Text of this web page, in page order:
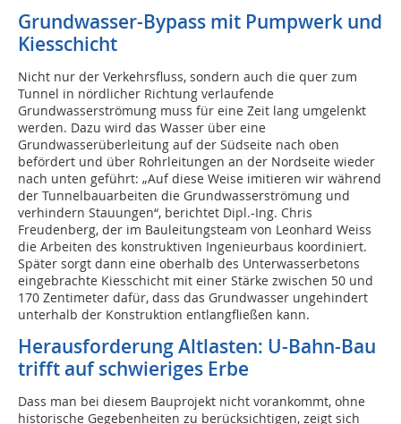
Grundwasser-Bypass mit Pumpwerk und
Kiesschicht
Nicht nur der Verkehrsfluss, sondern auch die quer zum
Tunnel in nördlicher Richtung verlaufende
Grundwasserströmung muss für eine Zeit lang umgelenkt
werden. Dazu wird das Wasser über eine
Grundwasserüberleitung auf der Südseite nach oben
befördert und über Rohrleitungen an der Nordseite wieder
nach unten geführt: „Auf diese Weise imitieren wir während
der Tunnelbauarbeiten die Grundwasserströmung und
verhindern Stauungen“, berichtet Dipl.-Ing. Chris
Freudenberg, der im Bauleitungsteam von Leonhard Weiss
die Arbeiten des konstruktiven Ingenieurbaus koordiniert.
Später sorgt dann eine oberhalb des Unterwasserbetons
eingebrachte Kiesschicht mit einer Stärke zwischen 50 und
170 Zentimeter dafür, dass das Grundwasser ungehindert
unterhalb der Konstruktion entlangfließen kann.
Herausforderung Altlasten: U-Bahn-Bau
trifft auf schwieriges Erbe
Dass man bei diesem Bauprojekt nicht vorankommt, ohne
historische Gegebenheiten zu berücksichtigen, zeigt sich